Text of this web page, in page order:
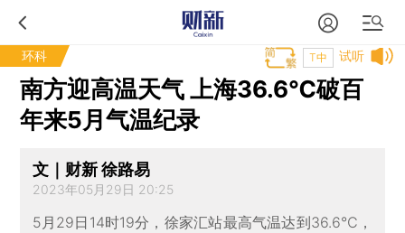
环科 试听
T中
南方迎高温天气 上海36.6℃破百
年来5月气温纪录
文｜财新 徐路易
2023年05月29日 20:25
5月29日14时19分，徐家汇站最高气温达到36.6℃，